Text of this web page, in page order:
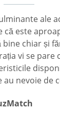
ale
că este
bine chiar și
vi se pare
au nevoie de